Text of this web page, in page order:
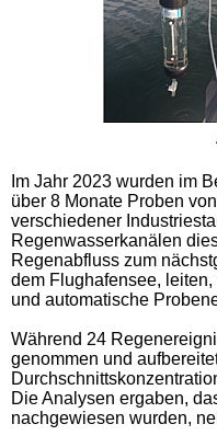
Im Jahr 2023 wurden im
über 8 Monate Proben
verschiedener
Regenwasserkanälen
Regenabfluss zum
dem Flughafensee,
und automatische
Während 24
genommen und
Die Analysen ergaben,
nachgewiesen wurden,